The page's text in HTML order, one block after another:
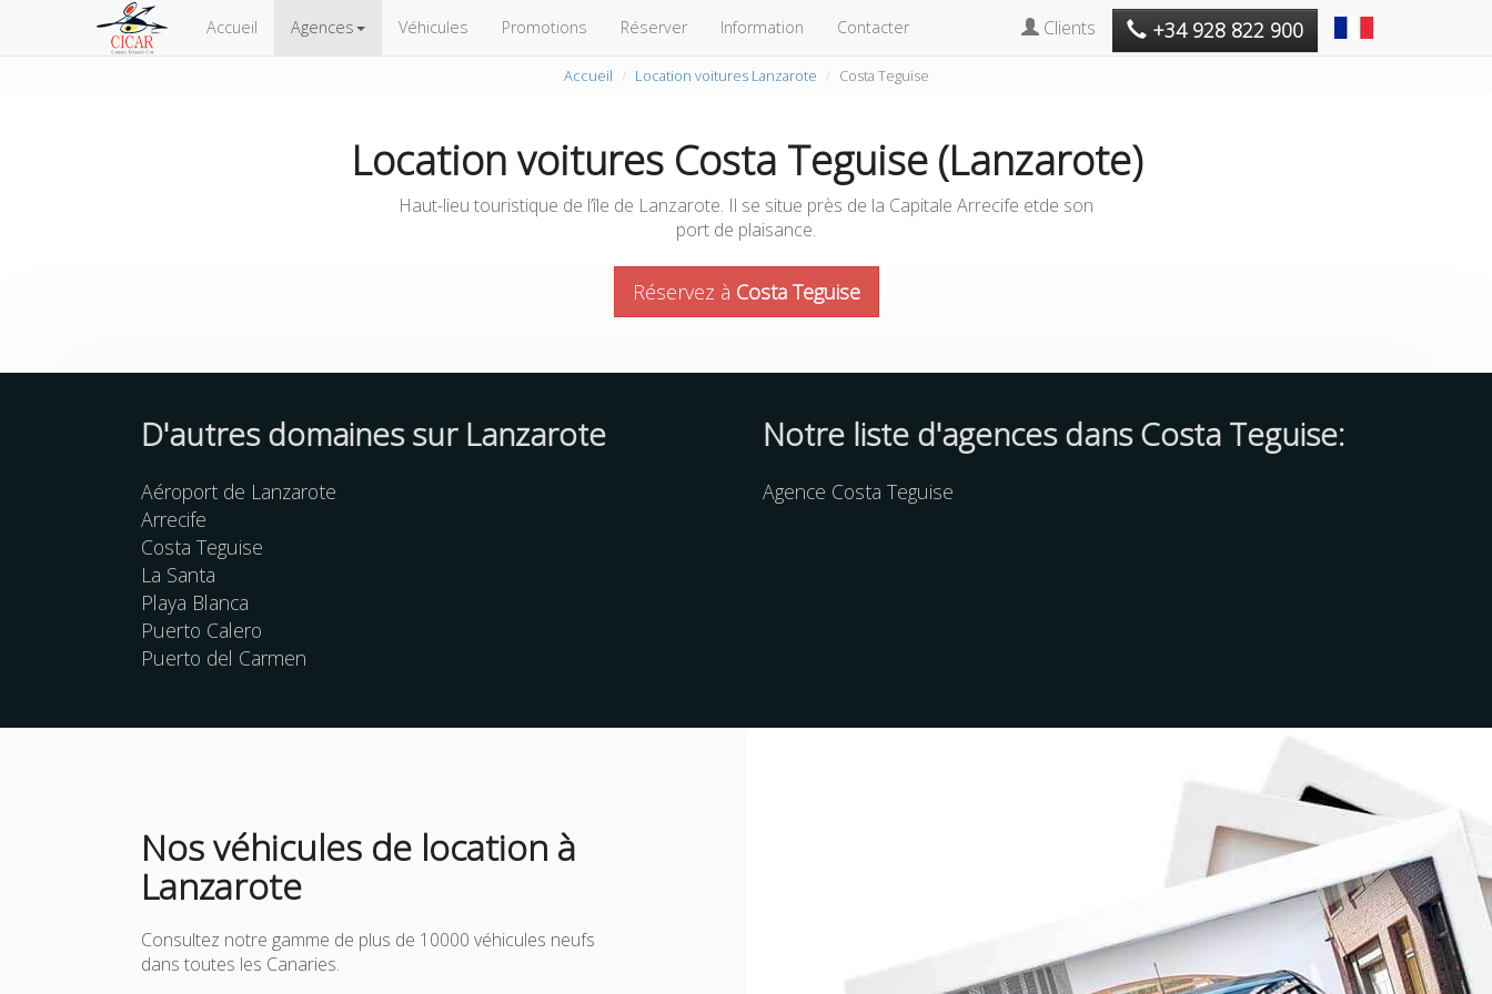
Accueil Agences Véhicules Promotions Réserver Information Contacter Clients +34 928 822 900
Accueil Location voitures Lanzarote Costa Teguise
Location voitures Costa Teguise (Lanzarote)
Haut-lieu touristique de l’île de Lanzarote. Il se situe près de la Capitale Arrecife etde son
port de plaisance.
Réservez à Costa Teguise
Notre liste d'agences dans Costa Teguise:
Agence Costa Teguise
D'autresdomainessur Lanzarote
Aéroport de Lanzarote
Arrecife
Costa Teguise
La Santa
Playa Blanca
Puerto Calero
Puerto del Carmen
Nos véhicules de location à
Lanzarote
Consultez notre gamme de plus de 10000 véhicules neufs
dans toutes les Canaries.